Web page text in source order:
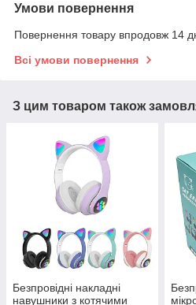
Умови повернення
Повернення товару впродовж 14
Всі умови повернення
З цим товаром також
Безпровідні накладні
навушники з котячими